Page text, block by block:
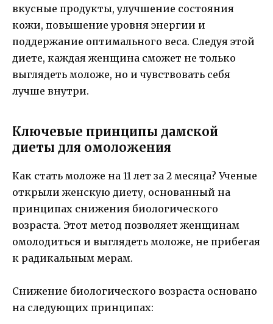
вкусные продукты, улучшение состояния
кожи, повышение уровня энергии и
поддержание оптимального веса. Следуя этой
диете, каждая женщина сможет не только
выглядеть моложе, но и чувствовать себя
лучше внутри.
Ключевые принципы дамской
диеты для омоложения
Как стать моложе на 11 лет за 2 месяца? Ученые
открыли женскую диету, основанный на
принципах снижения биологического
возраста. Этот метод позволяет женщинам
омолодиться и выглядеть моложе, не прибегая
к радикальным мерам.
Снижение биологического возраста основано
на следующих принципах: